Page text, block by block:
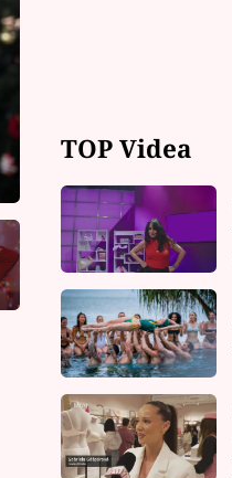
TOP Videa